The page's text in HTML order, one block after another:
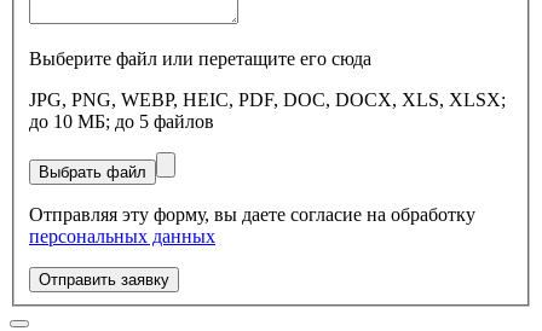
Выберите файл или перетащите его сюда
JPG, PNG, WEBP, HEIC, PDF, DOC, DOCX, XLS, XLSX;
до 10 МБ; до 5 файлов
Выбрать файл
Отправляя эту форму, вы даете согласие на обработку
персональных данных
Отправить заявку